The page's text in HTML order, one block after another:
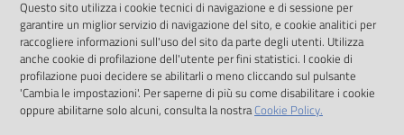
Eventi
Chiedi al
bibliotecario
solo alle condizioni previste dalla direttiva
comunitaria 2003/98/CE e dal d.lgs. 36/2006
SOCIAL
Instagram
Questo sito utilizza i cookie tecnici di navigazione e di sessione per
garantire un miglior servizio di navigazione del sito, e cookie analitici per
raccogliere informazioni sull'uso del sito da parte degli utenti. Utilizza
anche cookie di profilazione dell'utente per fini statistici. I cookie di
profilazione puoi decidere se abilitarli o meno cliccando sul pulsante
'Cambia le impostazioni'. Per saperne di più su come disabilitare i cookie
oppure abilitarne solo alcuni, consulta la nostraCookie Policy.